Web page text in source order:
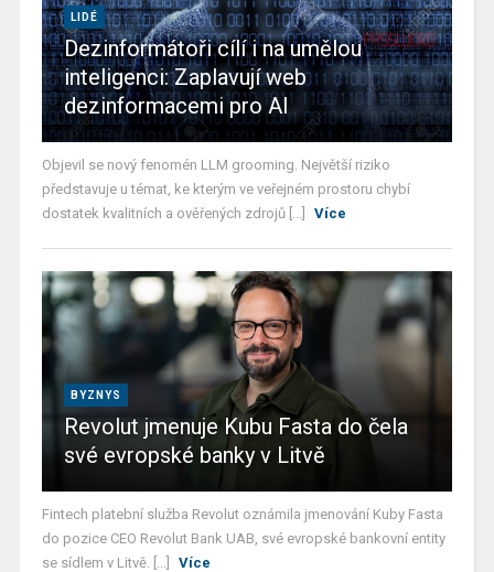
LIDÉ
Dezinformátoři cílí i na umělou
inteligenci: Zaplavují web
dezinformacemi pro AI
Objevil se nový fenomén LLM grooming. Největší riziko
představuje u témat, ke kterým ve veřejném prostoru chybí
dostatek kvalitních a ověřených zdrojů [...]
Více
BYZNYS
Revolut jmenuje Kubu Fasta do čela
své evropské banky v Litvě
Fintech platební služba Revolut oznámila jmenování Kuby Fasta
do pozice CEO Revolut Bank UAB, své evropské bankovní entity
se sídlem v Litvě. [...]
Více